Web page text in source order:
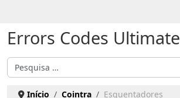
Errors Codes Ultimate
Pesquisar
Início Cointra Esquentadores